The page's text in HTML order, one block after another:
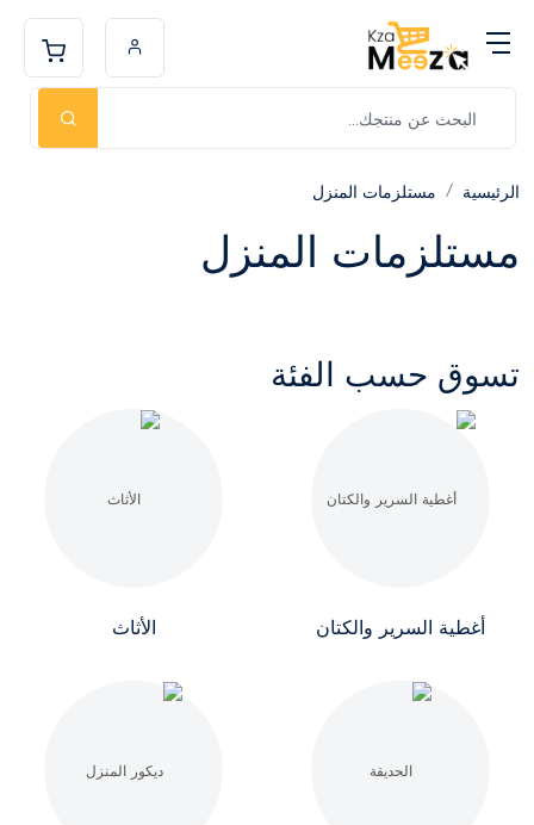
الرئيسية مستلزمات المنزل
مستلزمات المنزل
تسوق حسب الفئة
أغطية السرير والكتان الأثاث